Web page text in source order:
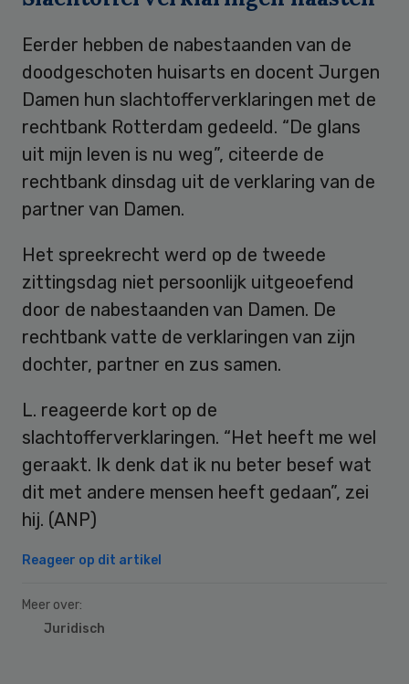
Eerder hebben de nabestaanden van de
doodgeschoten huisarts en docent Jurgen
Damen hun slachtofferverklaringen met de
rechtbank Rotterdam gedeeld. “De glans
uit mijn leven is nu weg”, citeerde de
rechtbank dinsdag uit de verklaring van de
partner van Damen.
Het spreekrecht werd op de tweede
zittingsdag niet persoonlijk uitgeoefend
door de nabestaanden van Damen. De
rechtbank vatte de verklaringen van zijn
dochter, partner en zus samen.
L. reageerde kort op de
slachtofferverklaringen. “Het heeft me wel
geraakt. Ik denk dat ik nu beter besef wat
dit met andere mensen heeft gedaan”, zei
hij. (ANP)
Reageer op dit artikel
Meer over:
Juridisch